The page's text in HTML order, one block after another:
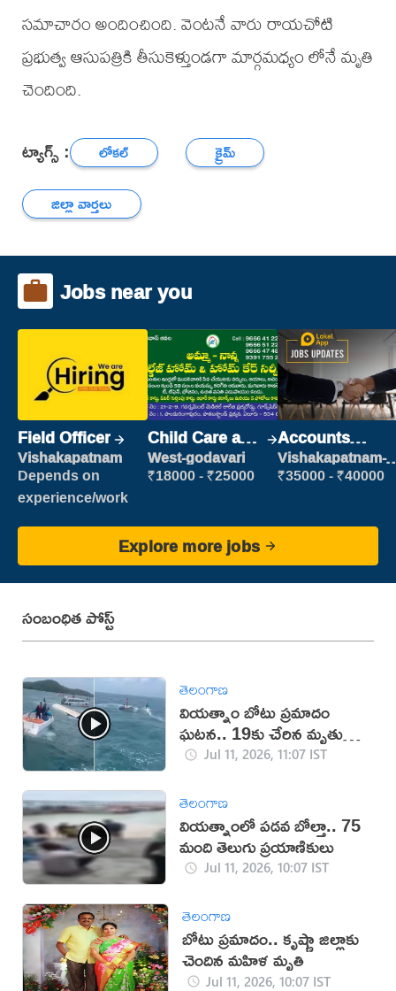
సమాచారం అందించింది. వెంటనే వారు రాయచోటి
ప్రభుత్వ ఆసుపత్రికి తీసుకెళ్తుండగా మార్గమధ్యం లోనే మృతి
చెందింది.
ట్యాగ్స్ : లోకల్
క్రైమ్
జిల్లా వార్తలు
Jobs near you
Field Officer
Vishakapatnam
Depends on
experience/work
Child Care and
Patient care
West-godavari
₹18000 - ₹25000
Accounts
Clerk
Vishakapatnam-
new
₹35000 - ₹40000
Explore more jobs
సంబంధిత పోస్ట్
తెలంగాణ
వియత్నాం బోటు ప్రమాదం
ఘటన.. 19కు చేరిన మృతుల
సంఖ్యJul 11, 2026, 11:07 IST
తెలంగాణ
వియత్నాంలో పడవ బోల్తా.. 75
మంది తెలుగు ప్రయాణికులు
Jul 11, 2026, 10:07 IST
తెలంగాణ
బోటు ప్రమాదం.. కృష్ణా జిల్లాకు
చెందిన మహిళ మృతి
Jul 11, 2026, 10:07 IST